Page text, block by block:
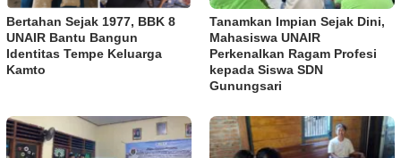
Bertahan Sejak 1977, BBK 8
UNAIR Bantu Bangun
Identitas Tempe Keluarga
Kamto
Tanamkan Impian Sejak Dini,
Mahasiswa UNAIR
Perkenalkan Ragam Profesi
kepada Siswa SDN
Gunungsari